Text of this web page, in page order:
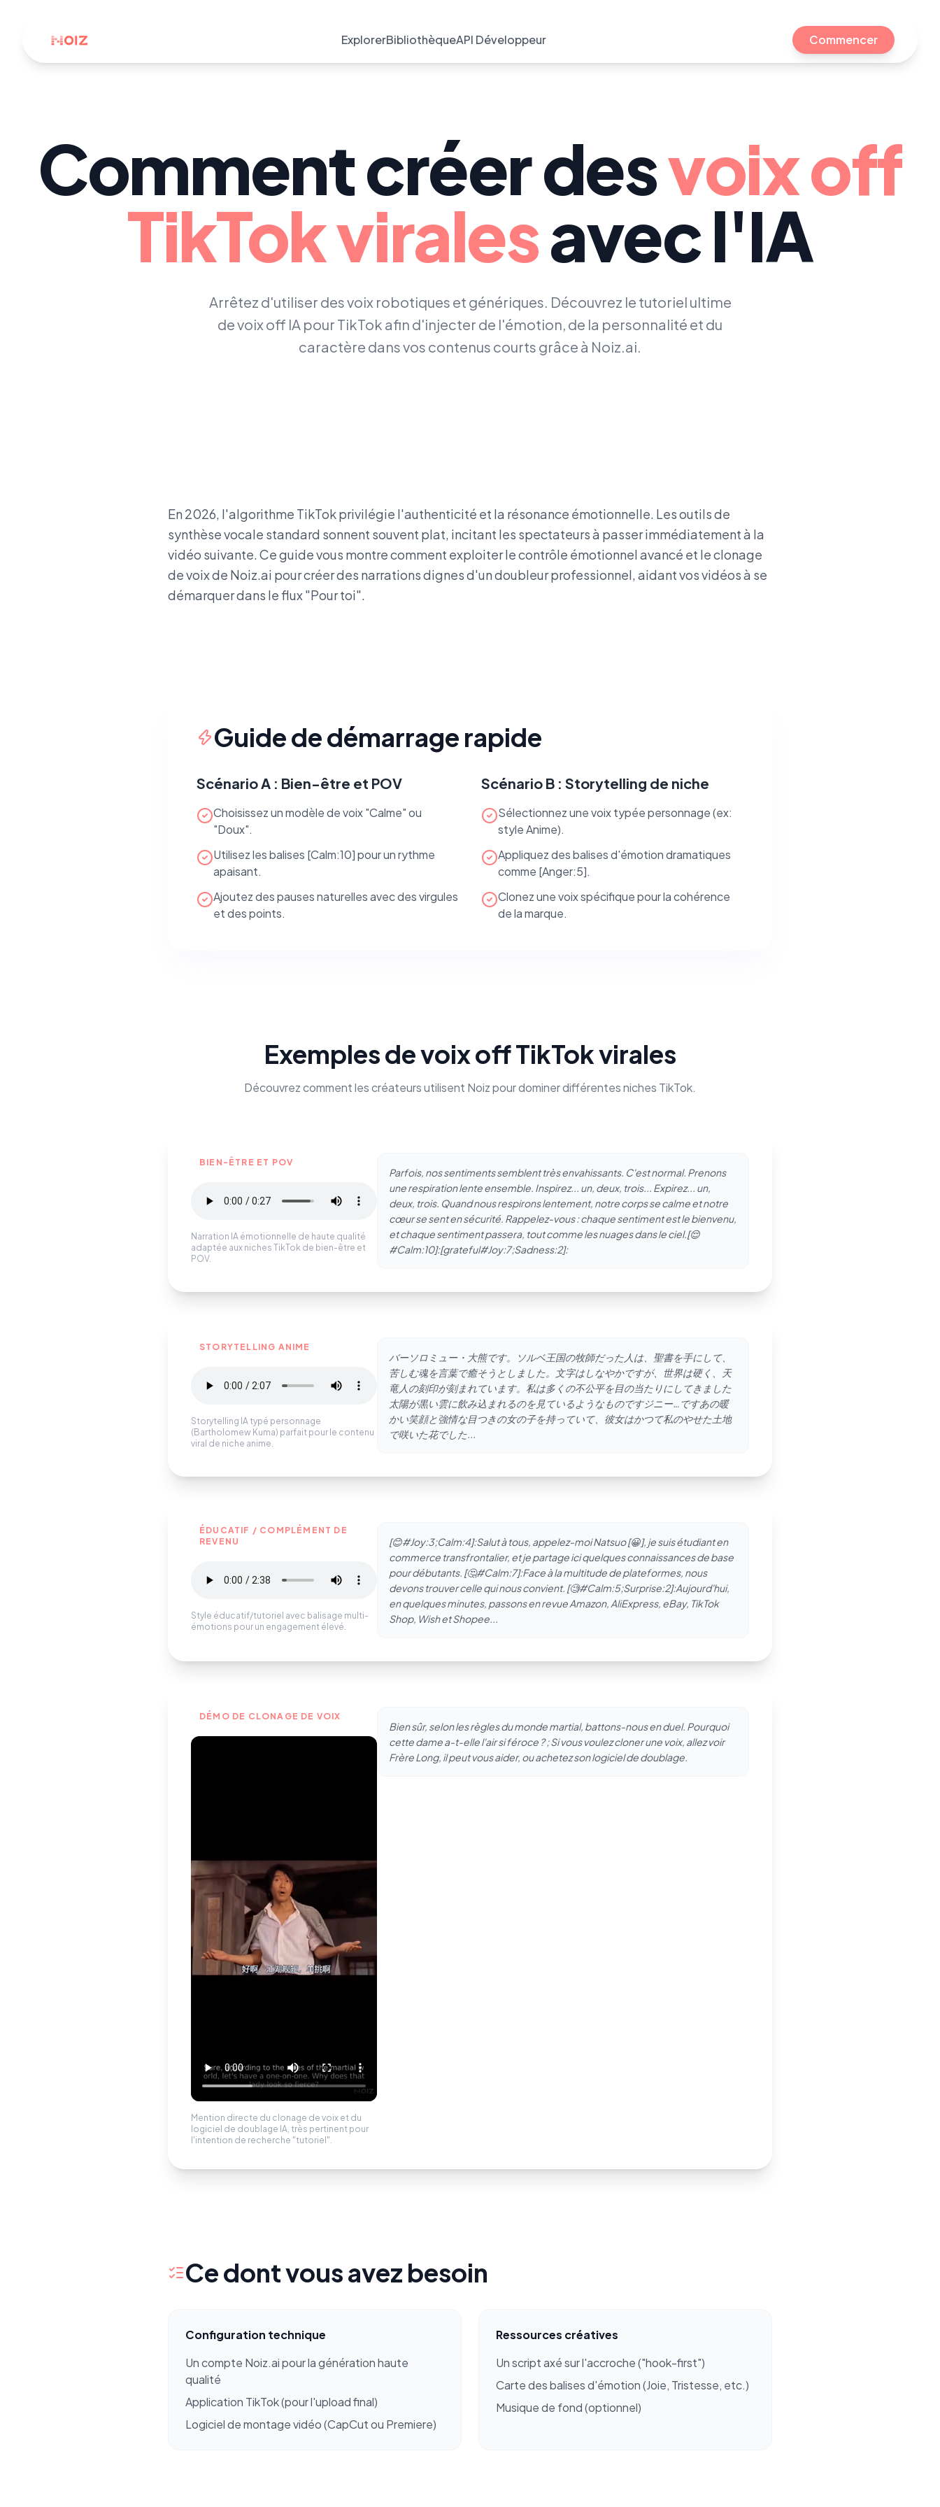
ExplorerBibliothèqueAPI Développeur Commencer
Comment créer desvoix off
TikTok viralesavec l'IA
Arrêtez d'utiliser des voix robotiques et génériques. Découvrez le tutoriel ultime
de voix off IA pour TikTok afin d'injecter de l'émotion, de la personnalité et du
caractère dans vos contenus courts grâce à Noiz.ai.
En 2026, l'algorithme TikTok privilégie l'authenticité et la résonance émotionnelle. Les outils de
synthèse vocale standard sonnent souvent plat, incitant les spectateurs à passer immédiatement à la
vidéo suivante. Ce guide vous montre comment exploiter le contrôle émotionnel avancé et le clonage
de voix de Noiz.ai pour créer des narrations dignes d'un doubleur professionnel, aidant vos vidéos à se
démarquer dans le flux "Pour toi".
Guide de démarrage rapide
Scénario A : Bien-être et POV
Choisissez un modèle de voix "Calme" ou
"Doux".
Utilisez les balises [Calm:10] pour un rythme
apaisant.
Ajoutez des pauses naturelles avec des virgules
et des points.
Scénario B : Storytelling de niche
Sélectionnez une voix typée personnage (ex:
style Anime).
Appliquez des balises d'émotion dramatiques
comme [Anger:5].
Clonez une voix spécifique pour la cohérence
de la marque.
Exemples de voix off TikTok virales
Découvrez comment les créateurs utilisent Noiz pour dominer différentes niches TikTok.
BIEN-ÊTRE ET POV
Narration IA émotionnelle de haute qualité
adaptée aux niches TikTok de bien-être et
POV.
Parfois, nos sentiments semblent très envahissants. C'est normal. Prenons
une respiration lente ensemble. Inspirez... un, deux, trois... Expirez... un,
deux, trois. Quand nous respirons lentement, notre corps se calme et notre
cœur se sent en sécurité. Rappelez-vous : chaque sentiment est le bienvenu,
et chaque sentiment passera, tout comme les nuages dans le ciel.[😌
#Calm:10]:[grateful#Joy:7;Sadness:2]:
STORYTELLING ANIME
Storytelling IA typé personnage
(Bartholomew Kuma) parfait pour le contenu
viral de niche anime.
バーソロミュー・大熊です。ソルベ王国の牧師だった人は、聖書を手にして、
苦しむ魂を言葉で癒そうとしました。文字はしなやかですが、世界は硬く、天
竜人の刻印が刻まれています。私は多くの不公平を目の当たりにしてきました
太陽が黒い雲に飲み込まれるのを見ているようなものですジニー…ですあの暖
かい笑顔と強情な目つきの女の子を持っていて、彼女はかつて私のやせた土地
で咲いた花でした...
ÉDUCATIF / COMPLÉMENT DE
REVENU
Style éducatif/tutoriel avec balisage multi-
émotions pour un engagement élevé.
[😊#Joy:3;Calm:4]:Salut à tous, appelez-moi Natsuo [😀], je suis étudiant en
commerce transfrontalier, et je partage ici quelques connaissances de base
pour débutants. [🤔#Calm:7]:Face à la multitude de plateformes, nous
devons trouver celle qui nous convient. [🧐#Calm:5;Surprise:2]:Aujourd'hui,
en quelques minutes, passons en revue Amazon, AliExpress, eBay, TikTok
Shop, Wish et Shopee...
DÉMO DE CLONAGE DE VOIX
Mention directe du clonage de voix et du
logiciel de doublage IA, très pertinent pour
l'intention de recherche "tutoriel".
Bien sûr, selon les règles du monde martial, battons-nous en duel. Pourquoi
cette dame a-t-elle l'air si féroce ? ; Si vous voulez cloner une voix, allez voir
Frère Long, il peut vous aider, ou achetez son logiciel de doublage.
Ce dont vous avez besoin
Configuration technique
Un compte Noiz.ai pour la génération haute
qualité
Application TikTok (pour l'upload final)
Logiciel de montage vidéo (CapCut ou Premiere)
Ressources créatives
Un script axé sur l'accroche ("hook-first")
Carte des balises d'émotion (Joie, Tristesse, etc.)
Musique de fond (optionnel)